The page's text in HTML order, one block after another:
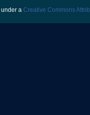
a Creative Commons